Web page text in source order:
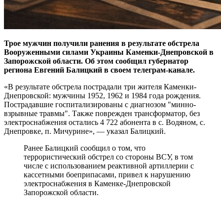
Трое мужчин получили ранения в результате обстрела
Вооруженными силами Украины Каменки-Днепровской в
Запорожской области. Об этом сообщил губернатор
региона Евгений Балицкий в своем телеграм-канале.
«В результате обстрела пострадали три жителя Каменки-
Днепровской: мужчины 1952, 1962 и 1984 года рождения.
Пострадавшие госпитализированы с диагнозом "минно-
взрывные травмы". Также поврежден трансформатор, без
электроснабжения остались 4 722 абонента в с. Водяном, с.
Днепровке, п. Мичурине», — указал Балицкий.
Ранее Балицкий сообщил о том, что
террористический обстрел со стороны ВСУ, в том
числе с использованием реактивной артиллерии с
кассетными боеприпасами, привел к нарушению
электроснабжения в Каменке-Днепровской
Запорожской области.